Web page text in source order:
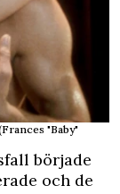
"Baby"
började
och de